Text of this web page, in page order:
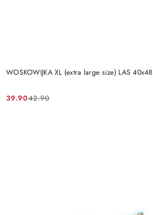
WOSKOWIJKA XL (extra large size) LAS
Cena
39.90
Cena 42.90